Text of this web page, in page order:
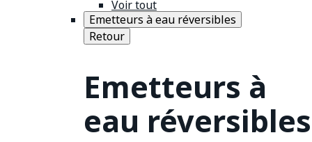
Voir tout
Emetteurs à eau réversibles
Retour
Emetteurs à
eau réversibles